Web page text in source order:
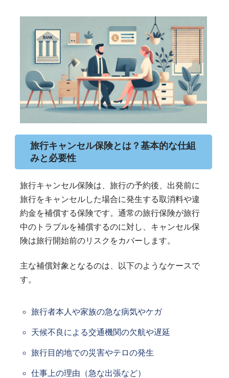
旅行キャンセル保険とは？基本的な仕組
みと必要性
旅行キャンセル保険は、旅行の予約後、出発前に
旅行をキャンセルした場合に発生する取消料や違
約金を補償する保険です。通常の旅行保険が旅行
中のトラブルを補償するのに対し、キャンセル保
険は旅行開始前のリスクをカバーします。
主な補償対象となるのは、以下のようなケースで
す。
旅行者本人や家族の急な病気やケガ
天候不良による交通機関の欠航や遅延
旅行目的地での災害やテロの発生
仕事上の理由（急な出張など）